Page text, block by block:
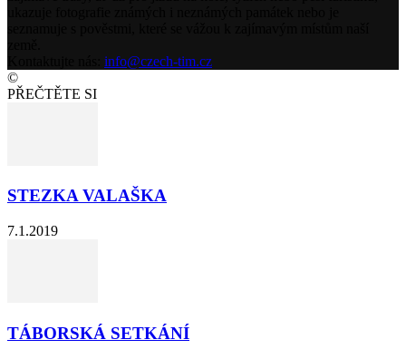
info@czech-tim.cz
©
PŘEČTĚTE SI
STEZKA VALAŠKA
7.1.2019
TÁBORSKÁ SETKÁNÍ